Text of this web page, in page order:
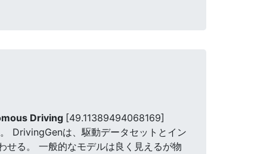
Driving [49.11389494068169]
DrivingGenは、駆動データセットとイン
せる。 一般的なモデルは良く見えるが物